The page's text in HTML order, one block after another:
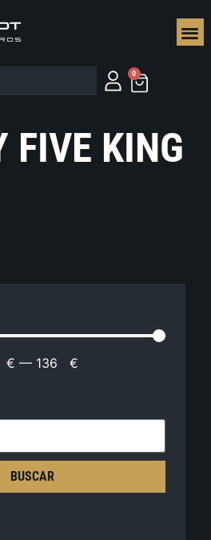
0
FIVE KING
€ — 136 €
BUSCAR